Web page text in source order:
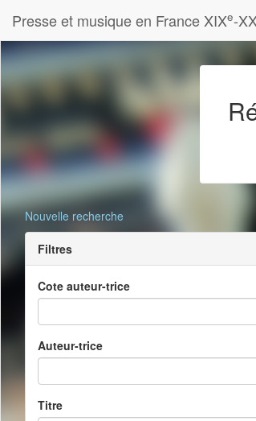
Presse et musique en France XIXe-
Nouvelle recherche
Filtres
Cote auteur-trice
Auteur-trice
Titre